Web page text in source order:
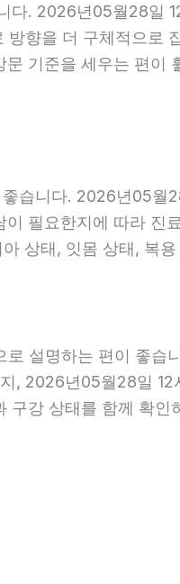
. 2026년05월28일
향을 더 구체적으로
기준을 세우는 편이
습니다. 2026년05월
필요한지에 따라
상태, 잇몸 상태, 복
설명하는 편이 좋
, 2026년05월28일
강 상태를 함께 확인